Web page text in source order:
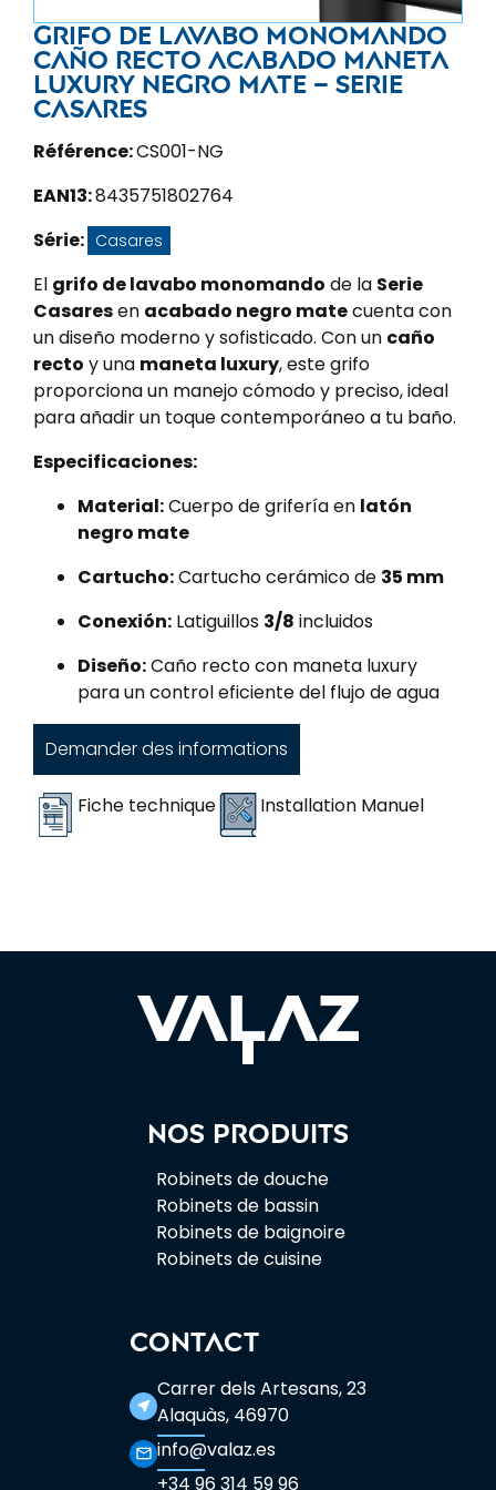
Grifo de lavabo monomando
caño recto acabado maneta
luxury negro mate – Serie
Casares
Référence:CS001-NG
EAN13:8435751802764
Série: Casares
El grifo de lavabo monomando de la Serie
Casaresen acabado negro matecuenta con
un diseño moderno y sofisticado. Con un caño
recto y una maneta luxury, este grifo
proporciona un manejo cómodo y preciso, ideal
para añadir un toque contemporáneo a tu baño.
Especificaciones:
Material:Cuerpo de grifería en latón
negro mate
Cartucho:Cartucho cerámico de 35 mm
Conexión: Latiguillos 3/8 incluidos
Diseño:Caño recto con maneta luxury
para un control eficiente del flujo de agua
Demander des informations
Fiche technique Installation Manuel
Nos produits
Robinets de douche
Robinets de bassin
Robinets de baignoire
Robinets de cuisine
CONTACT
near_me
Carrer dels Artesans, 23
Alaquàs, 46970
mail_outline info@valaz.es
+34 96 314 59 96